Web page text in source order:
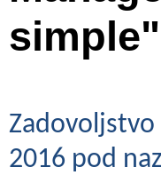
Zadovoljstvo
2016 pod